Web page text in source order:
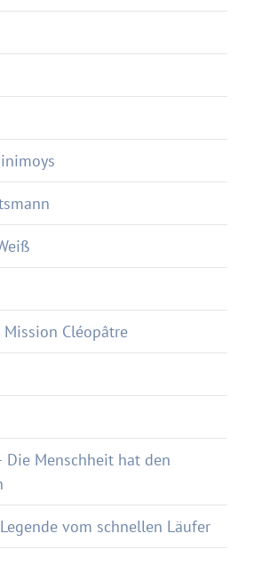
Cléopâtre
Menschheit hat den
vom schnellen Läufer